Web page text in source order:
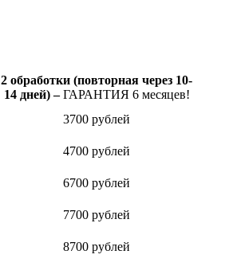
2 обработки (повторная через 10-
14 дней) –ГАРАНТИЯ 6 месяцев!
3700 рублей
4700 рублей
6700 рублей
7700 рублей
8700 рублей